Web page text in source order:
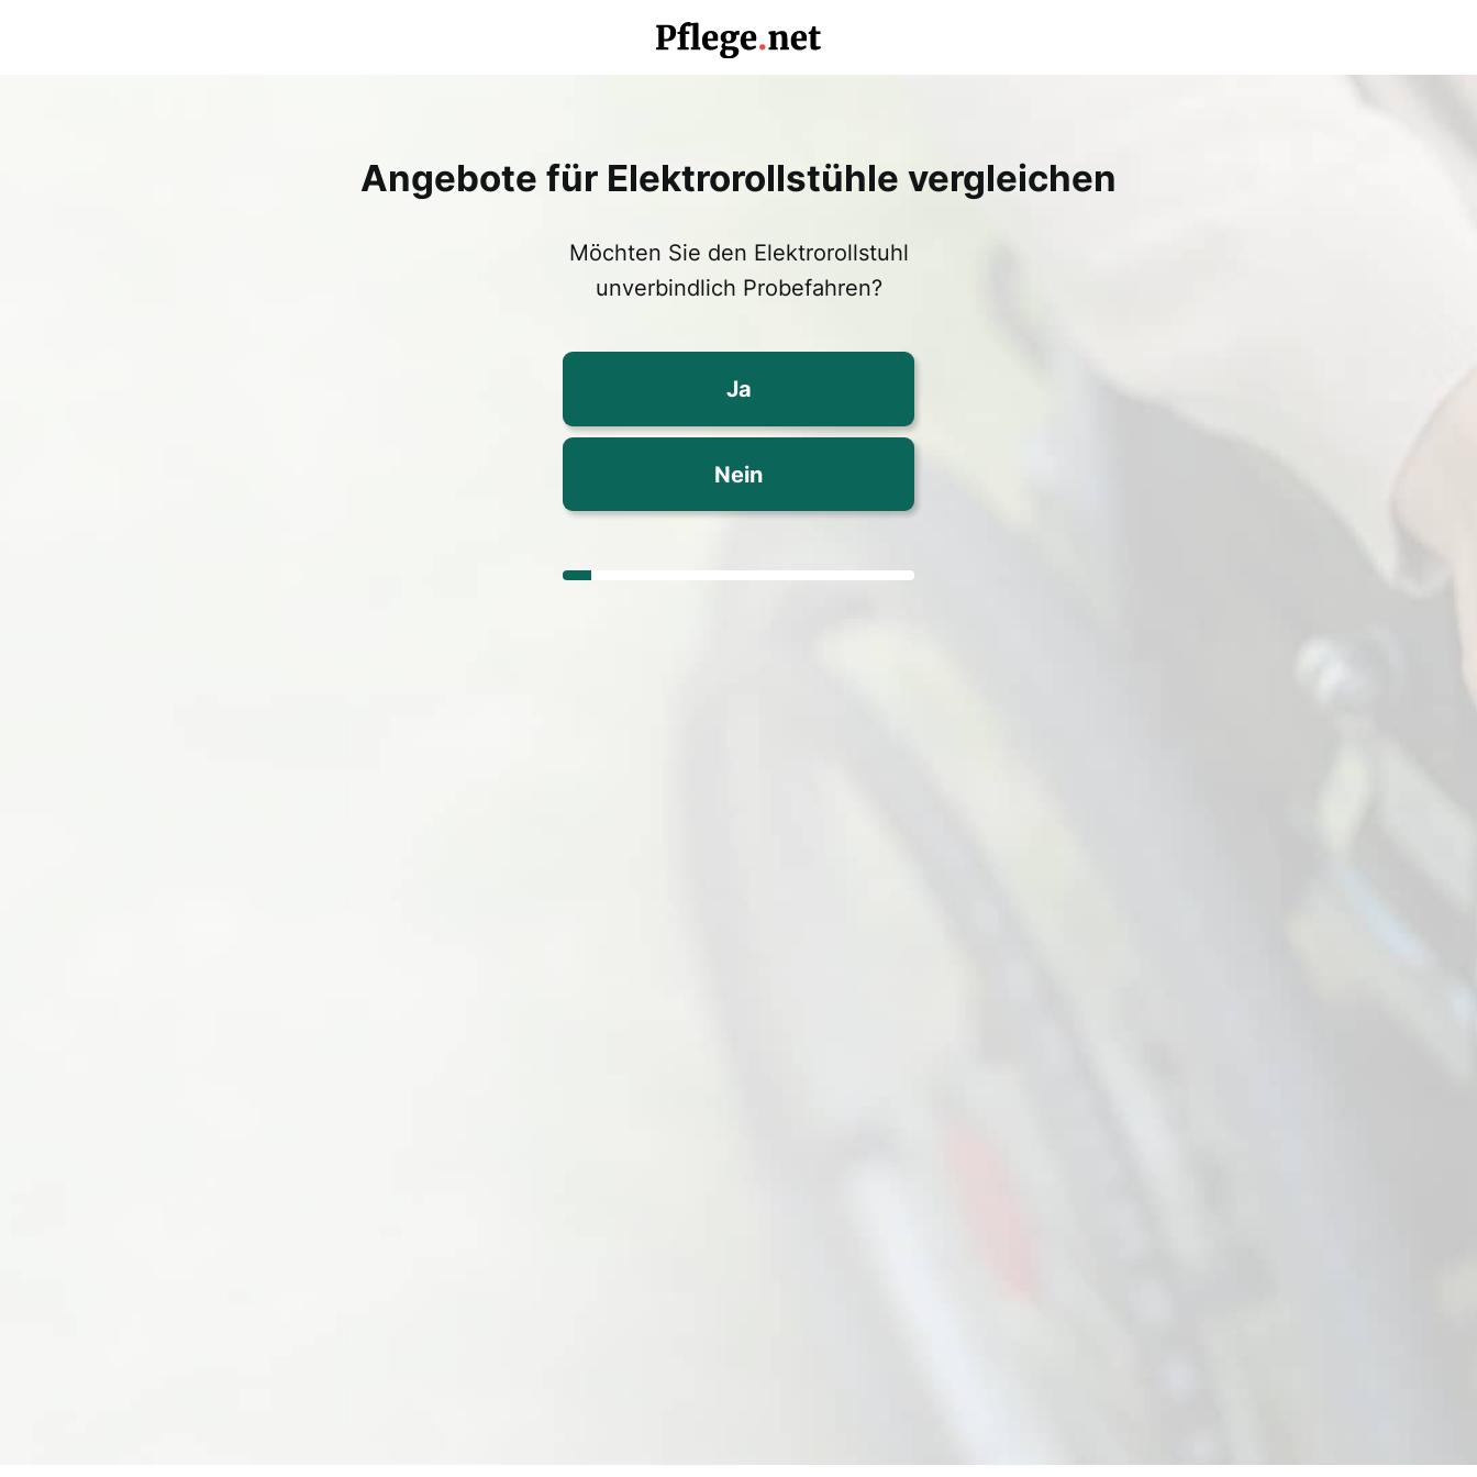
Angebote für Elektrorollstühle vergleichen
Möchten Sie den Elektrorollstuhl
unverbindlich Probefahren?
Ja
Nein